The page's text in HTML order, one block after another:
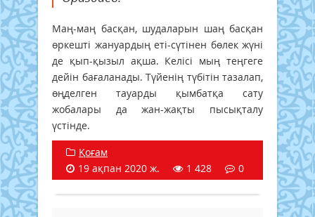
Маң-маң басқан, шудаларын шаң басқан
өркешті жануардың еті-сүтінен бөлек жүні
де қып-қызыл ақша. Келісі мың теңгеге
дейін бағаланады. Түйенің түбітін тазалап,
өңделген тауарды қымбатқа сату
жобалары да жан-жақты пысықталу
үстінде.
Қоғам
19 ақпан 2020 ж.
1 428 0